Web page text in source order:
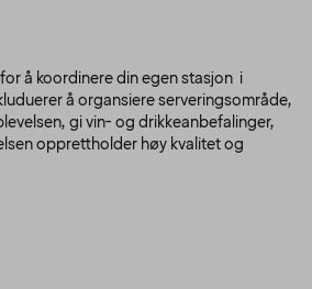
å koordinere din egen stasjon i
å organsiere serveringsområde,
gi vin- og drikkeanbefalinger,
opprettholder høy kvalitet og